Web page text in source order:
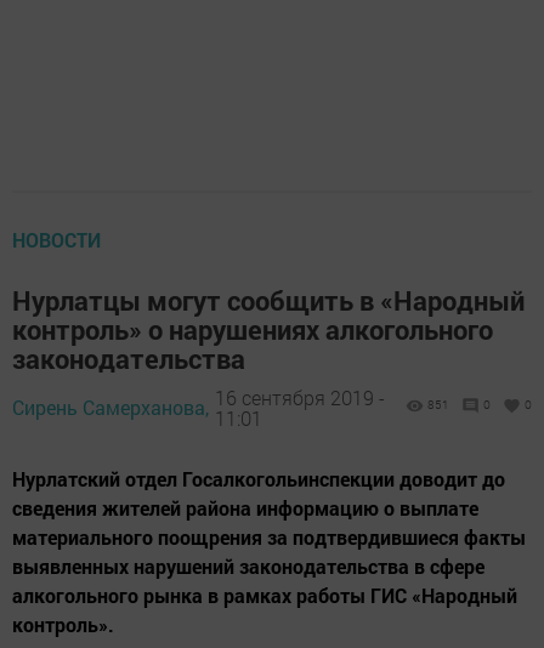
НОВОСТИ
Нурлатцы могут сообщить в «Народный
контроль» о нарушениях алкогольного
законодательства
Сирень Самерханова, 16 сентября 2019 -
11:01
851 0 0
Нурлатский отдел Госалкогольинспекции доводит до
сведения жителей района информацию о выплате
материального поощрения за подтвердившиеся факты
выявленных нарушений законодательства в сфере
алкогольного рынка в рамках работы ГИС «Народный
контроль».